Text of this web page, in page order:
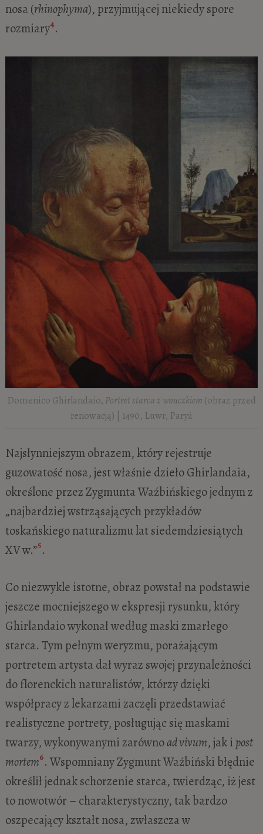
nosa (rhinophyma), przyjmującej niekiedy spore
rozmiary4.
Domenico Ghirlandaio, Portret starca z wnuczkiem (obraz przed
renowacją) | 1490, Luwr, Paryż
Najsłynniejszym obrazem, który rejestruje
guzowatość nosa, jest właśnie dzieło Ghirlandaia,
określone przez Zygmunta Waźbińskiego jednym z
„najbardziej wstrząsających przykładów
toskańskiego naturalizmu lat siedemdziesiątych
XV w.”5.
Co niezwykle istotne, obraz powstał na podstawie
jeszcze mocniejszego w ekspresji rysunku, który
Ghirlandaio wykonał według maski zmarłego
starca. Tym pełnym weryzmu, porażającym
portretem artysta dał wyraz swojej przynależności
do florenckich naturalistów, którzy dzięki
współpracy z lekarzami zaczęli przedstawiać
realistyczne portrety, posługując się maskami
twarzy, wykonywanymi zarównoad vivum, jak i post
mortem6. Wspomniany Zygmunt Waźbiński błędnie
określił jednak schorzenie starca, twierdząc, iż jest
to nowotwór – charakterystyczny, tak bardzo
oszpecający kształt nosa, zwłaszcza w